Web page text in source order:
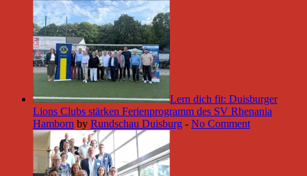
Lern dich fit: Duisburger
Lions Clubs stärken Ferienprogramm des SV Rhenania
Hamborn by Rundschau Duisburg - No Comment